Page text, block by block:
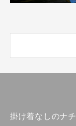
掛け着なしのナ